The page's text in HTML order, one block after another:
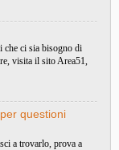
che ci sia bisogno di
visita il sitoArea51,
questioni
a trovarlo, prova a